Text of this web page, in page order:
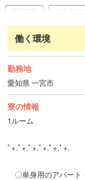
学歴不問
経験者歓迎
働く環境
勤務地
愛知県 一宮市
寮の情報
1ルーム
ﾟ+.ﾟ+.ﾟ+.ﾟ+.ﾟ+.ﾟ+.
〇単身用のアパート